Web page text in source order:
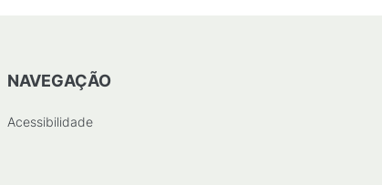
NAVEGAÇÃO
Acessibilidade